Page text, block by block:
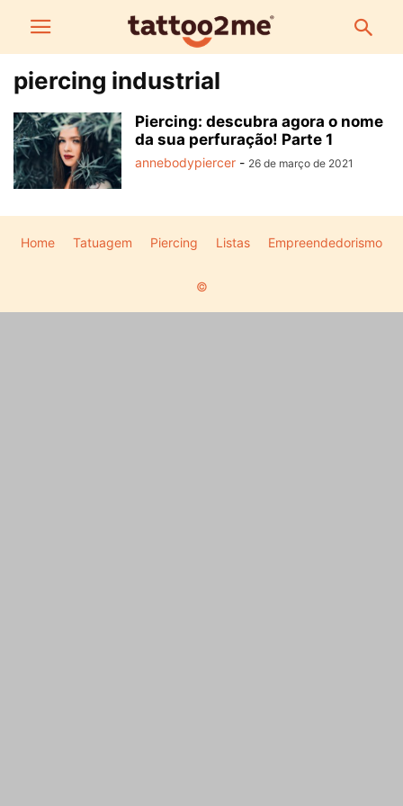
piercing industrial
Piercing: descubra agora o nome
da sua perfuração! Parte 1
annebodypiercer - 26 de março de 2021
Home Tatuagem Piercing Listas Empreendedorismo
©